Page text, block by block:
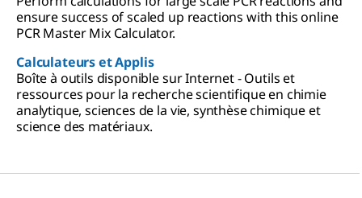
ensure success of scaled up reactions with this online
PCR Master Mix Calculator.
Calculateurs et Applis
Boîte à outils disponible sur Internet - Outils et
ressources pour la recherche scientifique en chimie
analytique, sciences de la vie, synthèse chimique et
science des matériaux.